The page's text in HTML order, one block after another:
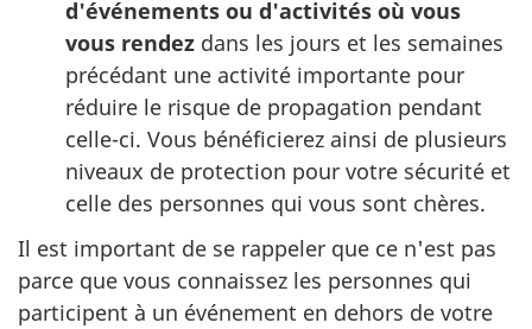
d'événements ou d'activités où vous
vous rendez dans les jours et les semaines
précédant une activité importante pour
réduire le risque de propagation pendant
celle-ci. Vous bénéficierez ainsi de plusieurs
niveaux de protection pour votre sécurité et
celle des personnes qui vous sont chères.
Il est important de se rappeler que ce n'est pas
parce que vous connaissez les personnes qui
participent à un événement en dehors de votre